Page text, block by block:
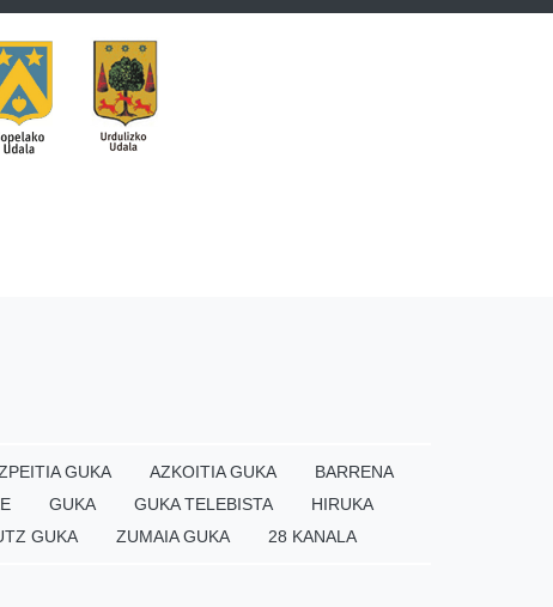
GUKA AZKOITIA GUKA
BARRENA
GUKA GUKA TELEBISTA
HIRUKA
GUKA ZUMAIA GUKA 28 KANALA